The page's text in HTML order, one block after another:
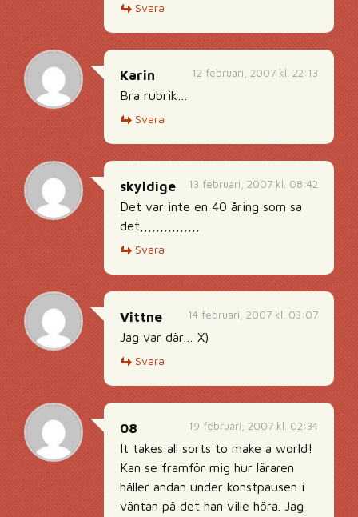
Svara
12 februari, 2007 kl. 22:13
Karin
Bra rubrik…
Svara
13 februari, 2007 kl. 08:42
skyldige
Det var inte en 40 åring som sa
det,,,,,,,,,,,,,,,
Svara
14 februari, 2007 kl. 03:07
Vittne
Jag var där… X)
Svara
19 februari, 2007 kl. 02:34
08
It takes all sorts to make a world!
Kan se framför mig hur läraren
håller andan under konstpausen i
väntan på det han ville höra. Jag